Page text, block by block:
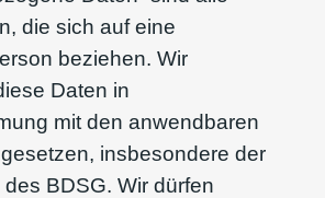
die sich auf eine
beziehen. Wir
Daten in
mit den anwendbaren
insbesondere der
BDSG. Wir dürfen